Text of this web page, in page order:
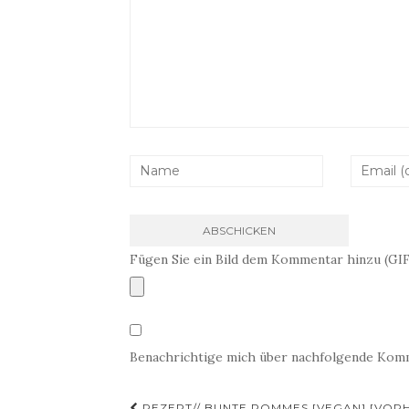
Fügen Sie ein Bild dem Kommentar hinzu
Benachrichtige mich über nachfolgende